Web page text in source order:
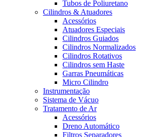
Tubos de Poliuretano
Cilindros & Atuadores
Acessórios
Atuadores Especiais
Cilindros Guiados
Cilindros Normalizados
Cilindros Rotativos
Cilindros sem Haste
Garras Pneumáticas
Micro Cilindro
Instrumentação
Sistema de Vácuo
Tratamento de Ar
Acessórios
Dreno Automático
Filtros Separadores